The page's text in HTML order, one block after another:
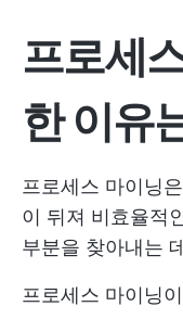
프로세
한 이유
프로세스 마이닝
이 뒤져 비효율적
부분을 찾아내는
프로세스 마이닝